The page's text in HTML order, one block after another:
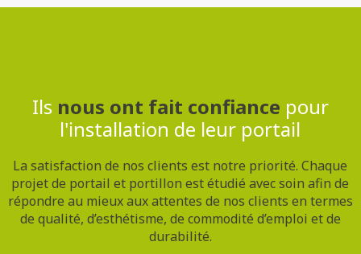
Ils nous ont fait confiance pour
l'installation de leur portail
La satisfaction de nos clients est notre priorité. Chaque
projet de portail et portillon est étudié avec soin afin de
répondre au mieux aux attentes de nos clients en termes
de qualité, d’esthétisme, de commodité d’emploi et de
durabilité.